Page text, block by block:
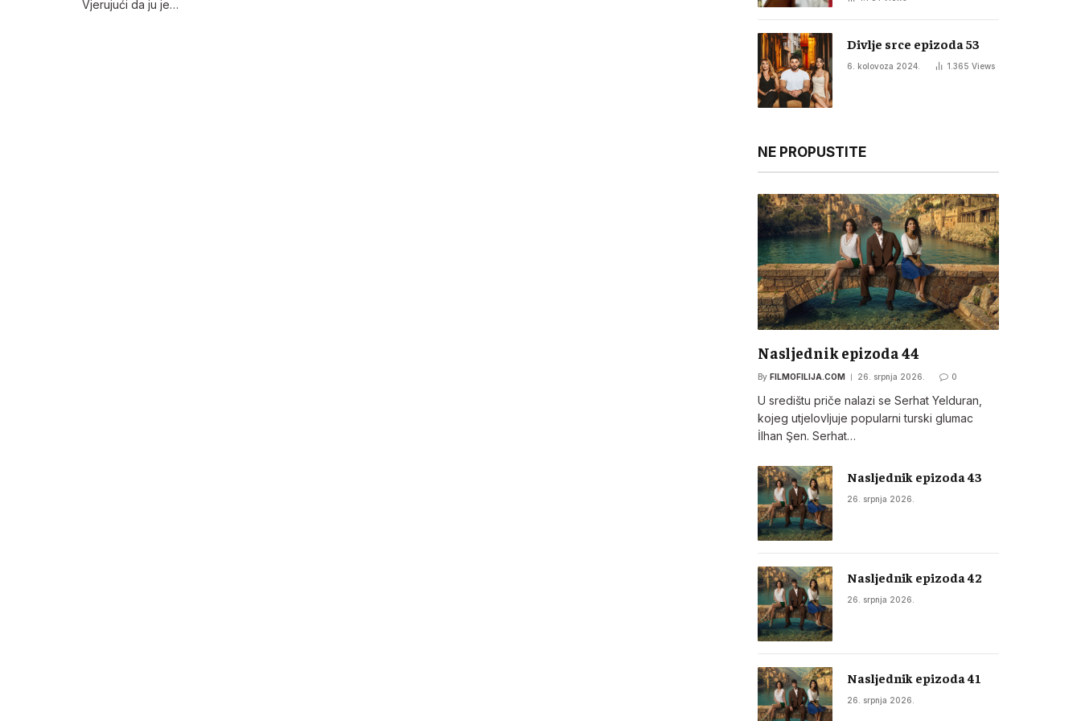
Vjerujući da ju je…
Divlje srce epizoda 53
6. kolovoza 2024. 1.365 Views
NE PROPUSTITE
Nasljednik epizoda 44
By FILMOFILIJA.COM 26. srpnja 2026. 0
U središtu priče nalazi se Serhat Yelduran,
kojeg utjelovljuje popularni turski glumac
İlhan Şen. Serhat…
Nasljednik epizoda 43
26. srpnja 2026.
Nasljednik epizoda 42
26. srpnja 2026.
Nasljednik epizoda 41
26. srpnja 2026.